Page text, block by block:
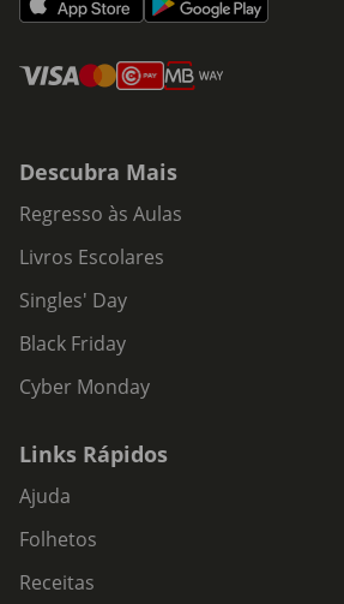
Descubra Mais
Regresso às Aulas
Livros Escolares
Singles' Day
Black Friday
Cyber Monday
Links Rápidos
Ajuda
Folhetos
Receitas